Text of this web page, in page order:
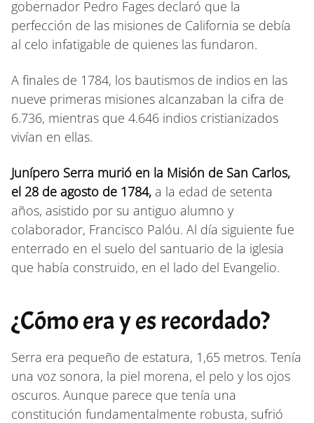
gobernador Pedro Fages declaró que la
perfección de las misiones de California se debía
al celo infatigable de quienes las fundaron.
A finales de 1784, los bautismos de indios en las
nueve primeras misiones alcanzaban la cifra de
6.736, mientras que 4.646 indios cristianizados
vivían en ellas.
Junípero Serra murió en la Misión de San Carlos,
el 28 de agosto de 1784, a la edad de setenta
años, asistido por su antiguo alumno y
colaborador, Francisco Palóu. Al día siguiente fue
enterrado en el suelo del santuario de la iglesia
que había construido, en el lado del Evangelio.
¿Cómo era y es recordado?
Serra era pequeño de estatura, 1,65 metros. Tenía
una voz sonora, la piel morena, el pelo y los ojos
oscuros. Aunque parece que tenía una
constitución fundamentalmente robusta, sufrió